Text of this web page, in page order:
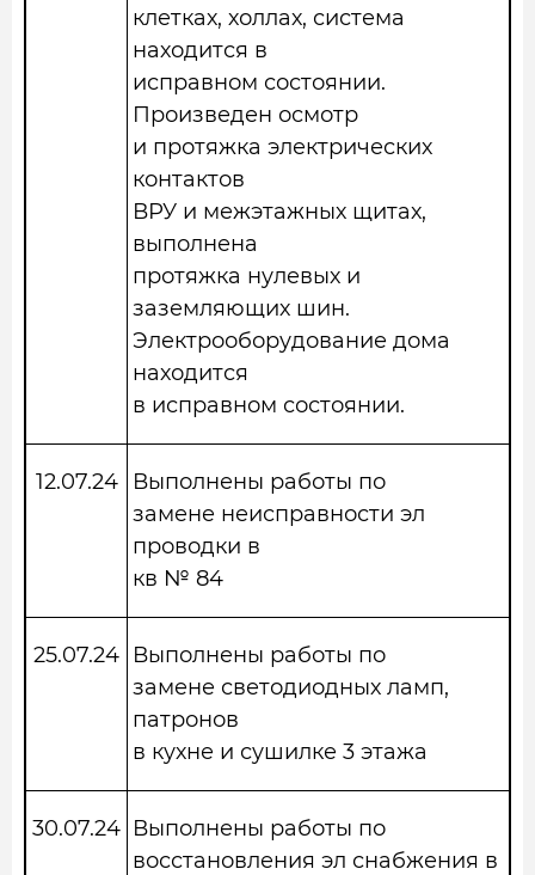
клетках, холлах, система
находится в
исправном состоянии.
Произведен осмотр
и протяжка электрических
контактов
ВРУ и межэтажных щитах,
выполнена
протяжка нулевых и
заземляющих шин.
Электрооборудование дома
находится
в исправном состоянии.
12.07.24
Выполнены работы по
замене неисправности эл
проводки в
кв № 84
25.07.24 Выполнены работы по
замене светодиодных ламп,
патронов
в кухне и сушилке 3 этажа
30.07.24 Выполнены работы по
восстановления эл снабжения в